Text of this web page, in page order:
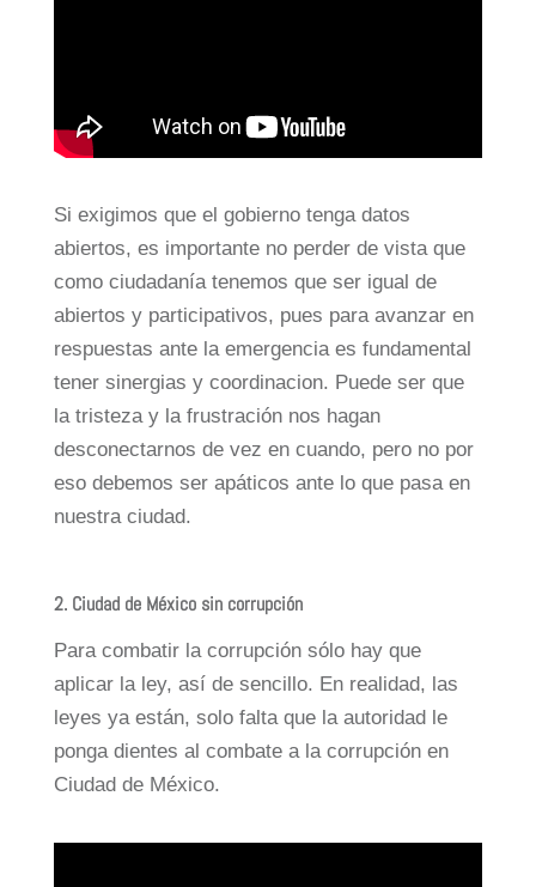
Si exigimos que el gobierno tenga datos
abiertos, es importante no perder de vista que
como ciudadanía tenemos que ser igual de
abiertos y participativos, pues para avanzar en
respuestas ante la emergencia es fundamental
tener sinergias y coordinacion. Puede ser que
la tristeza y la frustración nos hagan
desconectarnos de vez en cuando, pero no por
eso debemos ser apáticos ante lo que pasa en
nuestra ciudad.
2. Ciudad de México sin corrupción
Para combatir la corrupción sólo hay que
aplicar la ley, así de sencillo. En realidad, las
leyes ya están, solo falta que la autoridad le
ponga dientes al combate a la corrupción en
Ciudad de México.